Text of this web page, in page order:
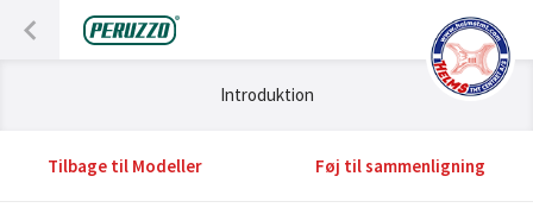
Introduktion
Tilbage til Modeller Føj til sammenligning